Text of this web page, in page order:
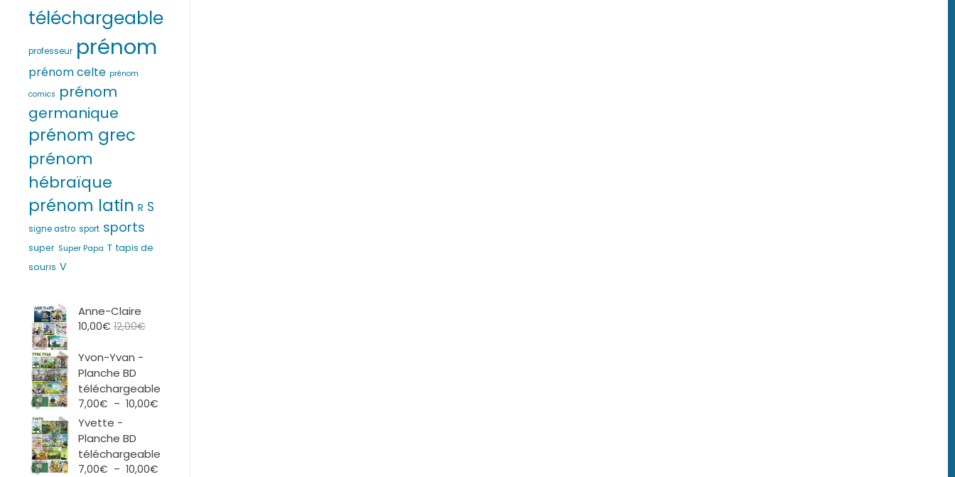
téléchargeable
professeur prénom
prénom celte prénom
comics prénom
germanique
prénom grec
prénom
hébraïque
prénom latin R S
signe astro sport sports
super Super Papa T tapis de
souris V
Anne-Claire
10,00€ 12,00€
Yvon-Yvan -
Planche BD
téléchargeable
7,00€ – 10,00€
Yvette -
Planche BD
téléchargeable
7,00€ – 10,00€